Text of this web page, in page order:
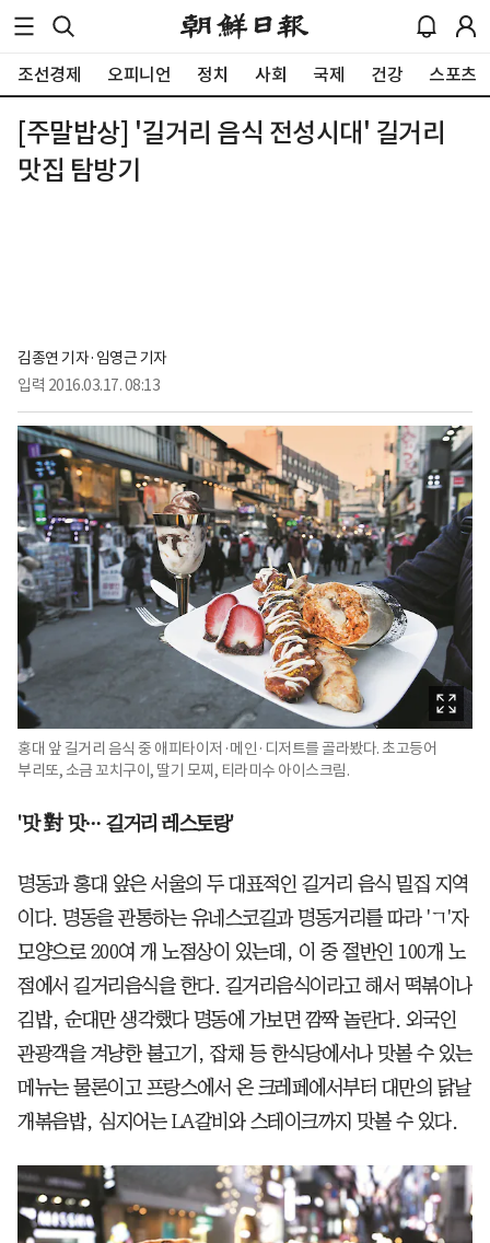
조선경제 오피니언 정치 사회 국제 건강 스포츠
[주말밥상] '길거리 음식 전성시대' 길거리
맛집 탐방기
김종연 기자·임영근 기자
입력 2016.03.17. 08:13
홍대 앞 길거리 음식 중 애피타이저·메인·디저트를 골라봤다. 초고등어
부리또, 소금 꼬치구이, 딸기 모찌, 티라미수 아이스크림.
'맛 對 맛… 길거리 레스토랑'
명동과 홍대 앞은 서울의 두 대표적인 길거리 음식 밀집 지역
이다. 명동을 관통하는 유네스코길과 명동거리를 따라 'ㄱ'자
모양으로 200여 개 노점상이 있는데, 이 중 절반인 100개 노
점에서 길거리음식을 한다. 길거리음식이라고 해서 떡볶이나
김밥, 순대만 생각했다 명동에 가보면 깜짝 놀란다. 외국인
관광객을 겨냥한 불고기, 잡채 등 한식당에서나 맛볼 수 있는
메뉴는 물론이고 프랑스에서 온 크레페에서부터 대만의 닭날
개볶음밥, 심지어는 LA갈비와 스테이크까지 맛볼 수 있다.